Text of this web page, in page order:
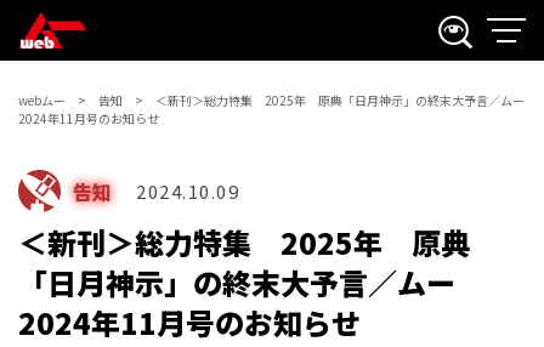
webムー 告知
＜新刊＞総力特集 2025年 原典「日月神示」の終末大予言／ムー
2024年11月号のお知らせ
告知 2024.10.09
＜新刊＞総力特集 2025年 原典
「日月神示」の終末大予言／ムー
2024年11月号のお知らせ